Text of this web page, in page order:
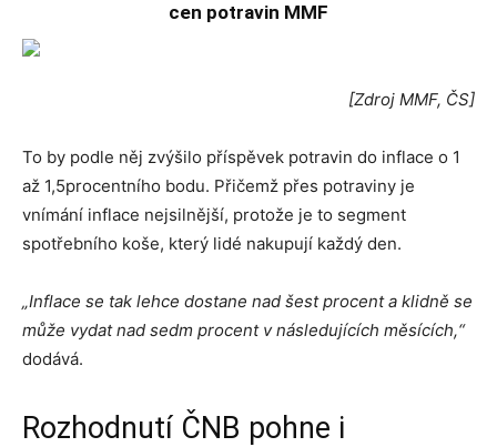
cen potravin MMF
[Zdroj MMF, ČS]
To by podle něj zvýšilo příspěvek potravin do inflace o 1
až 1,5procentního bodu. Přičemž přes potraviny je
vnímání inflace nejsilnější, protože je to segment
spotřebního koše, který lidé nakupují každý den.
„Inflace se tak lehce dostane nad šest procent a klidně se
může vydat nad sedm procent v následujících měsících,“
dodává.
Rozhodnutí ČNB pohne i